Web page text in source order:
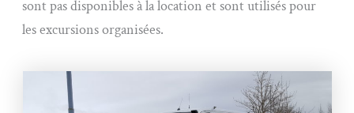
sont pas disponibles à la location et sont utilisés pour
les excursions organisées.